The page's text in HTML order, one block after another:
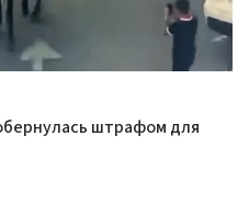
штрафом для